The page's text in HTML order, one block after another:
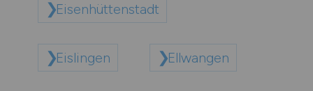
Eisenhüttenstadt
Eislingen Ellwangen